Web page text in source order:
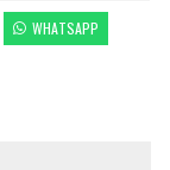
WHATSAPP